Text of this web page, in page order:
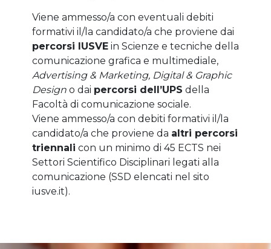
Viene ammesso/a con eventuali debiti
formativi il/la candidato/a che proviene dai
percorsi IUSVEin Scienze e tecniche della
comunicazione grafica e multimediale,
Advertising & Marketing, Digital & Graphic
Designo dai percorsi dell’UPS della
Facoltà di comunicazione sociale.
Viene ammesso/a con debiti formativi il/la
candidato/a che proviene da altri percorsi
triennali con un minimo di 45 ECTS nei
Settori Scientifico Disciplinari legati alla
comunicazione (SSD elencati nel sito
iusve.it).